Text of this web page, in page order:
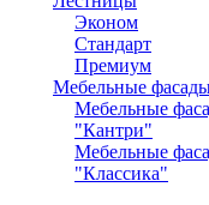
Эконом
Стандарт
Премиум
Мебельные
Мебельные
"Кантри"
Мебельные
"Классика"